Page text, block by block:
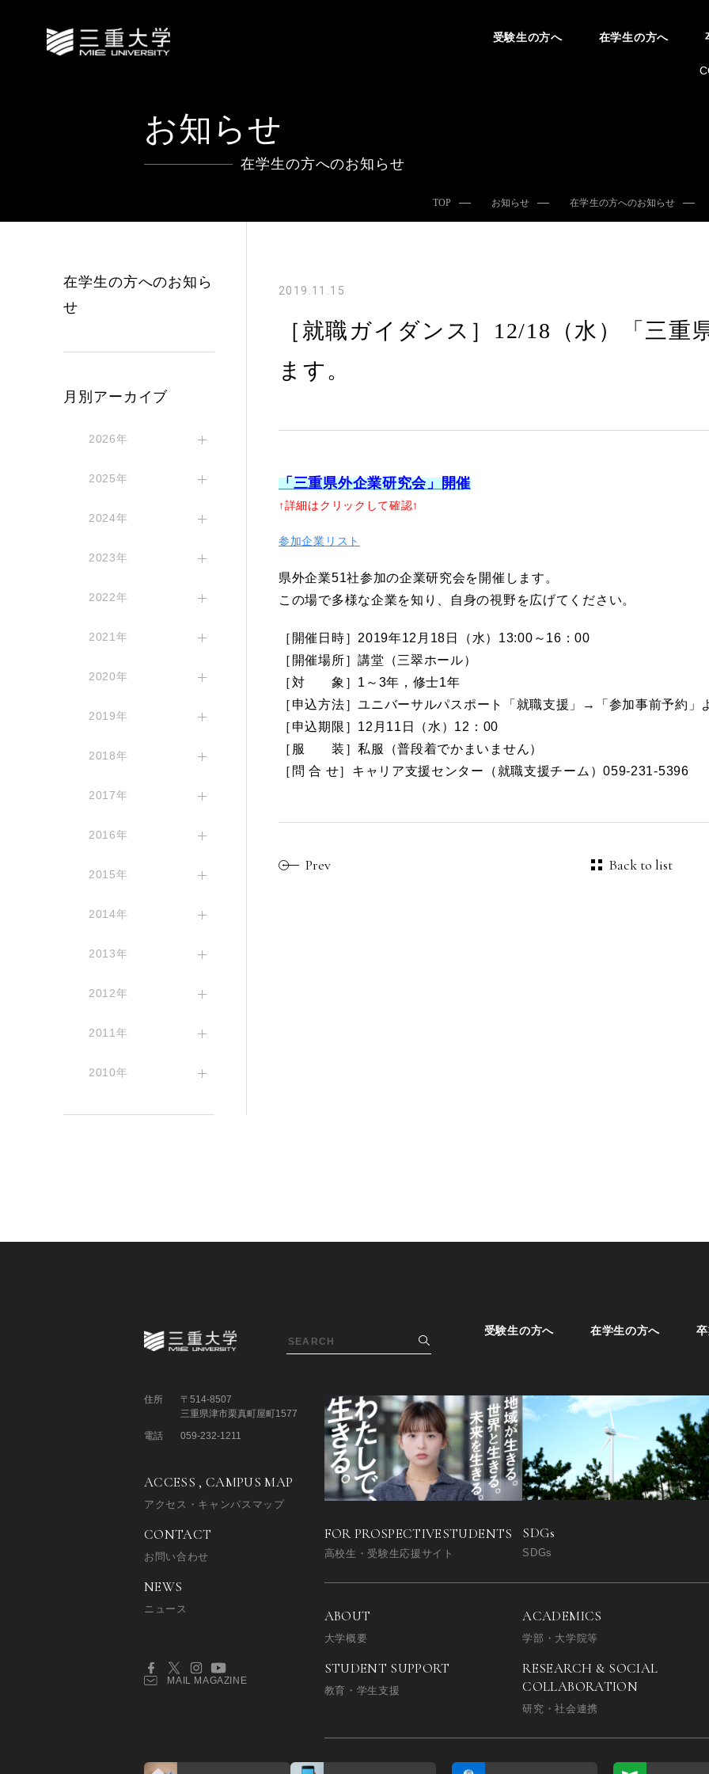
受験生の方へ 在学生の方へ
お知らせ
在学生の方へのお知らせ
TOP お知らせ 在学生の方へのお知らせ
2019.11.15
［就職ガイダンス］12/18（水）「三重
ます。
「三重県外企業研究会」開催
↑詳細はクリックして確認↑
参加企業リスト
県外企業51社参加の企業研究会を開催します。
この場で多様な企業を知り、自身の視野を広げてください。
［開催日時］2019年12月18日（水）13:00～16：00
［開催場所］講堂（三翠ホール）
［対 象］1～3年，修士1年
［ 申込方法］ユニバーサルパスポート「就職支援」→「参加事前予約」
［申込期限］12月11日（水）12：00
［服 装］私服（普段着でかまいません）
［問 合 せ］キャリア支援センター（就職支援チーム）059-231-5396
Prev Back to list
在学生の方へのお知ら
せ
月別アーカイブ
2026年
2025年
2024年
2023年
2022年
2021年
2020年
2019年
2018年
2017年
2016年
2015年
2014年
2013年
2012年
2011年
2010年
受験生の方へ 在学生の方へ
FOR PROSPECTIVESTUDENTS
高校生・受験生応援サイト
SDGs
SDGs
ABOUT
大学概要
ACADEMICS
学部・大学院等
STUDENT SUPPORT
教育・学生支援
RESEARCH & SOCIAL
COLLABORATION
研究・社会連携
住所
〒514-8507
三重県津市栗真町屋町1577
電話
059-232-1211
ACCESS , CAMPUS MAP
アクセス・キャンパスマップ
CONTACT
お問い合わせ
NEWS
ニュース
MAIL MAGAZINE